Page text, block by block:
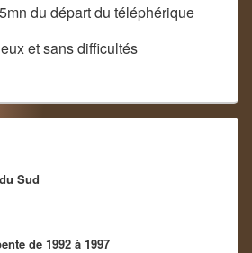
du départ du téléphérique
et sans difficultés
: Sud
de 1992 à 1997